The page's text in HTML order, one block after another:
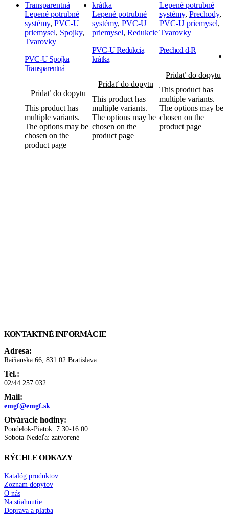
Lepené potrubné
systémy, PVC-U
priemysel, Spojky,
Tvarovky
PVC-U Spojka
Transparentná
Pridať do dopytu
This product has
multiple variants.
The options may be
chosen on the
product page
Lepené potrubné
systémy, PVC-U
priemysel, Redukcie
PVC-U Redukcia
krátka
Pridať do dopytu
This product has
multiple variants.
The options may be
chosen on the
product page
Lepené potrubné
systémy, Prechody,
PVC-U priemysel,
Tvarovky
Prechod d-R
Pridať do dopytu
This product has
multiple variants.
The options may be
chosen on the
product page
KONTAKTNÉ INFORMÁCIE
Adresa:
Račianska 66, 831 02 Bratislava
Tel.:
02/44 257 032
Mail:
emgf@emgf.sk
Otváracie hodiny:
Pondelok-Piatok: 7:30-16:00
Sobota-Nedeľa: zatvorené
RÝCHLE ODKAZY
Katalóg produktov
Zoznam dopytov
O nás
Na stiahnutie
Doprava a platba